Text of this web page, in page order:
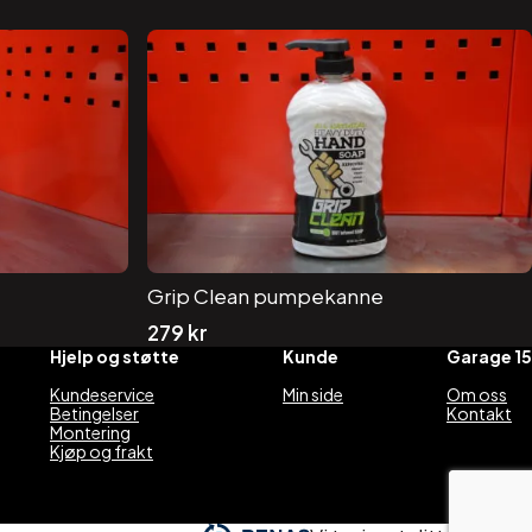
Grip Clean pumpekanne
279 kr
Hjelp og støtte
Kundeservice
Betingelser
Montering
Kjøp og frakt
Kunde
Min side
Garage 15
Om oss
Kontakt